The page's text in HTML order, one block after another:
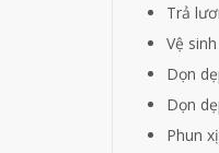
Trả
Vệ
Dọn
Dọn
Phun